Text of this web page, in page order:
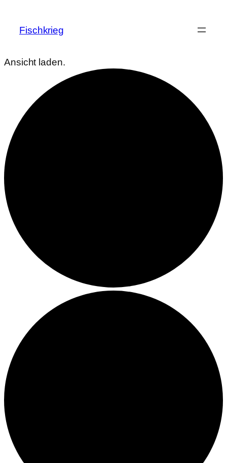
Fischkrieg
Ansicht laden.